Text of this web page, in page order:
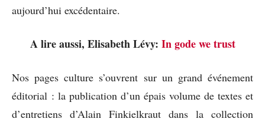
aujourd’hui excédentaire.
A lire aussi, Elisabeth Lévy: In gode we trust
Nos pages culture s’ouvrent sur un grand événement
éditorial : la publication d’un épais volume de textes et
d’entretiens d’Alain Finkielkraut dans la collection